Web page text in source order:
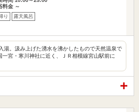
料金 ～
り 露天風呂
湯。汲み上げた湧水を沸かしたもので天然温泉で
一宮・寒川神社に近く、ＪＲ相模線宮山駅前に